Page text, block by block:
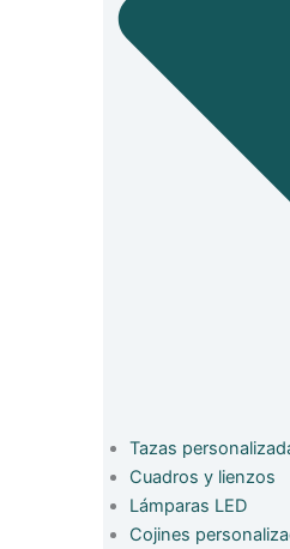
Tazas
Cuadros y lienzos
Lámparas LED
Cojines